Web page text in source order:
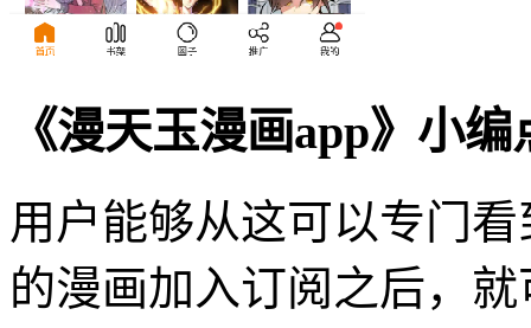
《漫天玉漫画app》小
用户能够从这可以专门
的漫画加入订阅之后，